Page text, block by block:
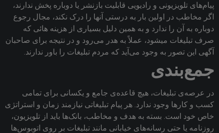
پیام‌های تلویزیونی و رادیویی قابلیت بازنشر یا دوباره پخش ندارند،
اگر مخاطب در اولین بار به درستی آنها را درک نکند، مجال رجوع
دوباره به آن را ندارد و به همین دلیل بسیاری از هزینه هائی که
صرف تبلیغات میشود‌، عملاً به هدر ‌می‌رود و در نتیجه برای صاحبان
آگهی این تصور به وجود ‌می‌آید که مردم تبلیغات را باور ندارند.
جمع‌بندی
در عرصه‌ی تبلیغات، هیچ قاعده‌ی جامع و یکسانی برای تمامی
کسب و کارها وجود ندارد. هر پیام تبلیغاتی نیازمند زمان و استراتژی
خاص خود است. بسته به هدف و مخاطب، بانک‌ها باید از تلویزیون،
روزنامه یا حتی رسانه‌های خیابانی مانند تبلیغات بر روی اتوبوس‌ها